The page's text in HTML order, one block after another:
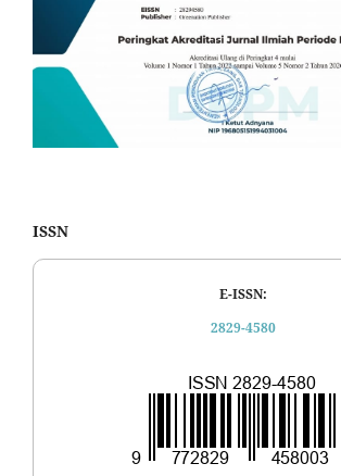
ISSN
E-ISSN:
2829-4580